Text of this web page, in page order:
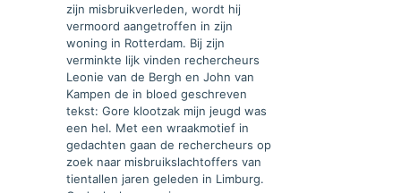
zijn misbruikverleden, wordt hij
vermoord aangetroffen in zijn
woning in Rotterdam. Bij zijn
verminkte lijk vinden rechercheurs
Leonie van de Bergh en John van
Kampen de in bloed geschreven
tekst: Gore klootzak mijn jeugd was
een hel. Met een wraakmotief in
gedachten gaan de rechercheurs op
zoek naar misbruikslachtoffers van
tientallen jaren geleden in Limburg.